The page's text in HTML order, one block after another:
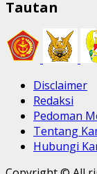
Tautan
Disclaimer
Redaksi
Pedoman
Tentang
Hubungi